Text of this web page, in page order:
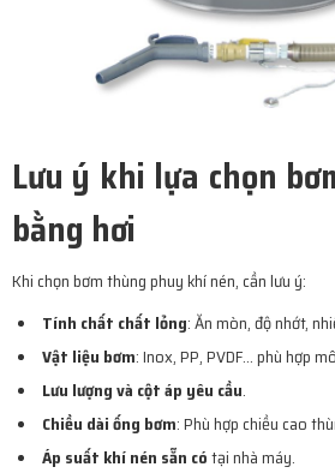
Lưu ý khi lựa chọn
bằng hơi
Khi chọn bơm thùng phuy khí nén, cần lưu ý:
Tính chất chất lỏng: Ăn mòn, độ nhớt,
Vật liệu bơm: Inox, PP, PVDF… phù hợp
Lưu lượng và cột áp yêu cầu.
Chiều dài ống bơm: Phù hợp chiều cao
Áp suất khí nén sẵn cótại nhà máy.